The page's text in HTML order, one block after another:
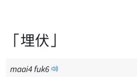
「埋伏」
maai4fuk6